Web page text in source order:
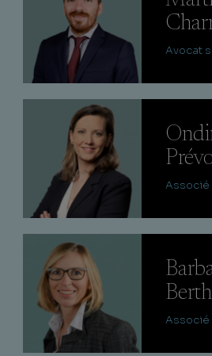
Avocat
Associé
Associé